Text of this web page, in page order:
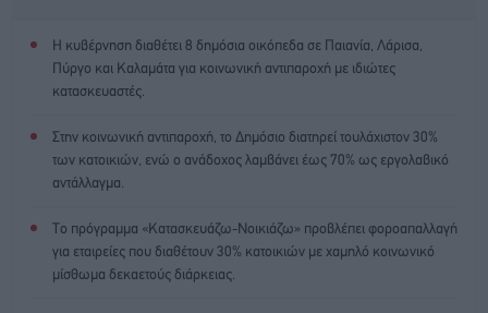
Η κυβέρνηση διαθέτει 8 δημόσια οικόπεδα σε Παιανία, Λάρισα,
Πύργο και Καλαμάτα για κοινωνική αντιπαροχή με ιδιώτες
κατασκευαστές.
Στην κοινωνική αντιπαροχή, το Δημόσιο διατηρεί τουλάχιστον 30%
των κατοικιών, ενώ ο ανάδοχος λαμβάνει έως 70% ως εργολαβικό
αντάλλαγμα.
Το πρόγραμμα «Κατασκευάζω-Νοικιάζω» προβλέπει φοροαπαλλαγή
για εταιρείες που διαθέτουν 30% κατοικιών με χαμηλό κοινωνικό
μίσθωμα δεκαετούς διάρκειας.